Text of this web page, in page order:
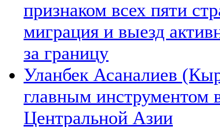
признаком всех пяти
миграция и выезд
за границу
Уланбек Асаналиев
главным инструментом
Центральной Азии